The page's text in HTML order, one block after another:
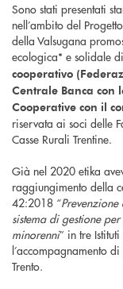
Sono stati presentati
nell’ambito del Progetto
della Valsugana
ecologica* e solidale di
cooperativo
Centrale Banca con
Cooperative con il
riservata ai soci delle
Casse Rurali Trentine.
Già nel 2020 etika
raggiungimento della
42:2018 “
sistema di gestione
minorenni” in tre
l’accompagnamento
Trento.